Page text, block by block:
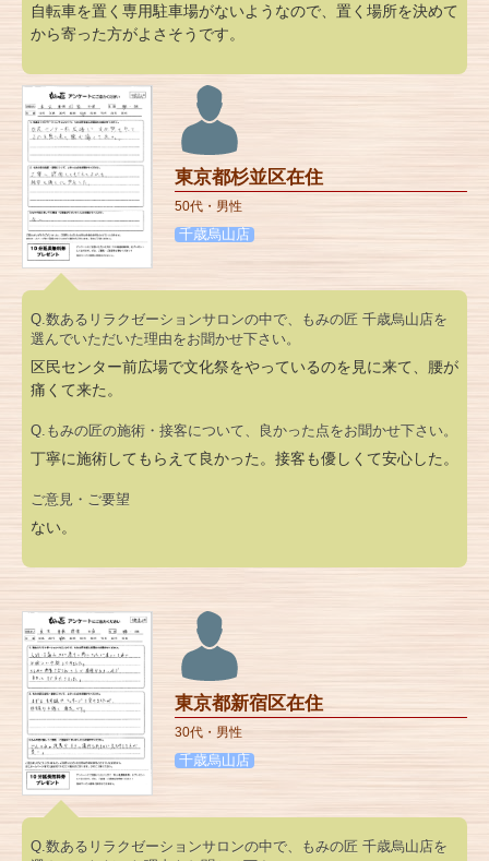
自転車を置く専用駐車場がないようなので、置く場所を決めて
から寄った方がよさそうです。
東京都杉並区在住
50代・男性
千歳烏山店
Q.数あるリラクゼーションサロンの中で、もみの匠 千歳烏山店を
選んでいただいた理由をお聞かせ下さい。
区民センター前広場で文化祭をやっているのを見に来て、腰が
痛くて来た。
Q.もみの匠の施術・接客について、良かった点をお聞かせ下さい。
丁寧に施術してもらえて良かった。接客も優しくて安心した。
ご意見・ご要望
ない。
東京都新宿区在住
30代・男性
千歳烏山店
Q.数あるリラクゼーションサロンの中で、もみの匠 千歳烏山店を